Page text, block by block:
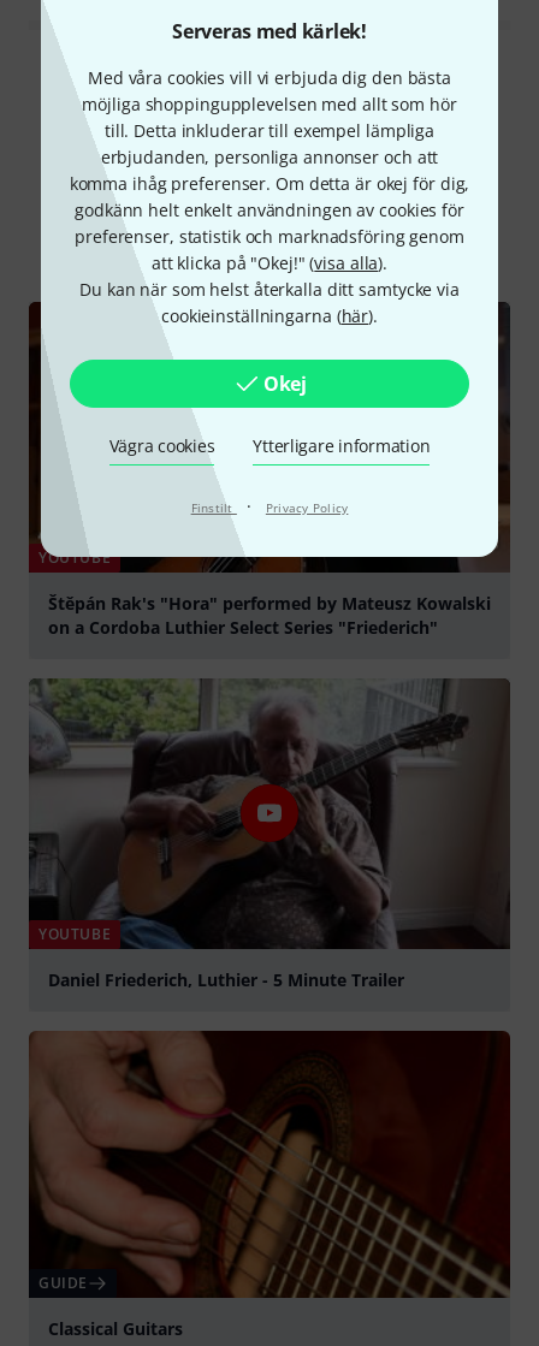
Serveras med kärlek!
Med våra cookies vill vi erbjuda dig den bästa
möjliga shoppingupplevelsen med allt som hör
till. Detta inkluderar till exempel lämpliga
erbjudanden, personliga annonser och att
komma ihåg preferenser. Om detta är okej för dig,
godkänn helt enkelt användningen av cookies för
preferenser, statistik och marknadsföring genom
att klicka på "Okej!" (visa alla).
Du kan när som helst återkalla ditt samtycke via
cookieinställningarna (här).
Okej
Vägra cookies Ytterligare information
Finstilt · Privacy Policy
Läs alla recensioner
Visste du?
Alla videos Onlineguide
YOUTUBE
Štěpán Rak's "Hora" performed by Mateusz Kowalski
on a Cordoba Luthier Select Series "Friederich"
YOUTUBE
Daniel Friederich, Luthier - 5 Minute Trailer
GUIDE
Classical Guitars